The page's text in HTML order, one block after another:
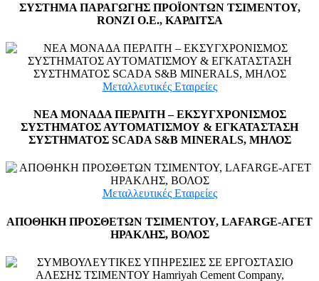
ΣΥΣΤΗΜΑ ΠΑΡΑΓΩΓΗΣ ΠΡΟΪΟΝΤΩΝ ΤΣΙΜΕΝΤΟΥ,
RONZI Ο.Ε., ΚΑΡΔΙΤΣΑ
Μεταλλευτικές Εταιρείες
ΝΕΑ ΜΟΝΑΔΑ ΠΕΡΛΙΤΗ – ΕΚΣΥΓΧΡΟΝΙΣΜΟΣ
ΣΥΣΤΗΜΑΤΟΣ ΑΥΤΟΜΑΤΙΣΜΟΥ & ΕΓΚΑΤΑΣΤΑΣΗ
ΣΥΣΤΗΜΑΤΟΣ SCADA S&B MINERALS, ΜΗΛΟΣ
Μεταλλευτικές Εταιρείες
ΑΠΟΘΗΚΗ ΠΡΟΣΘΕΤΩΝ ΤΣΙΜΕΝΤΟΥ, LAFARGE-ΑΓΕΤ
ΗΡΑΚΛΗΣ, ΒΟΛΟΣ